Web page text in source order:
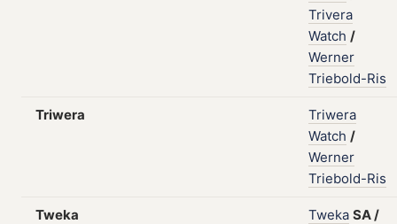
Trivera
Watch /
Werner
Triebold-Ris
Triwera
Triwera
Watch /
Werner
Triebold-Ris
Tweka Tweka SA/